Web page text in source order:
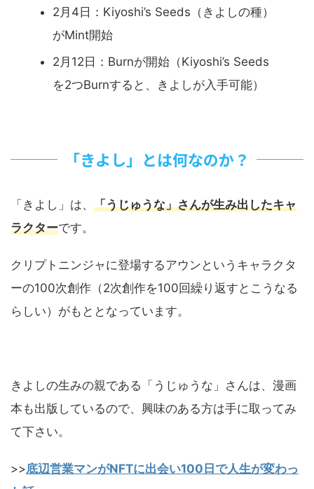
2月4日：Kiyoshi’s Seeds（きよしの種）
がMint開始
2月12日：Burnが開始（Kiyoshi’s Seeds
を2つBurnすると、きよしが入手可能）
「きよし」とは何なのか？
「きよし」は、 「うじゅうな」さんが生み出したキャ
ラクターです。
クリプトニンジャに登場するアウンというキャラクタ
ーの100次創作（2次創作を100回繰り返すとこうなる
らしい）がもととなっています。
きよしの生みの親である「うじゅうな」さんは、漫画
本も出版しているので、興味のある方は手に取ってみ
て下さい。
>>底辺営業マンがNFTに出会い100日で人生が変わっ